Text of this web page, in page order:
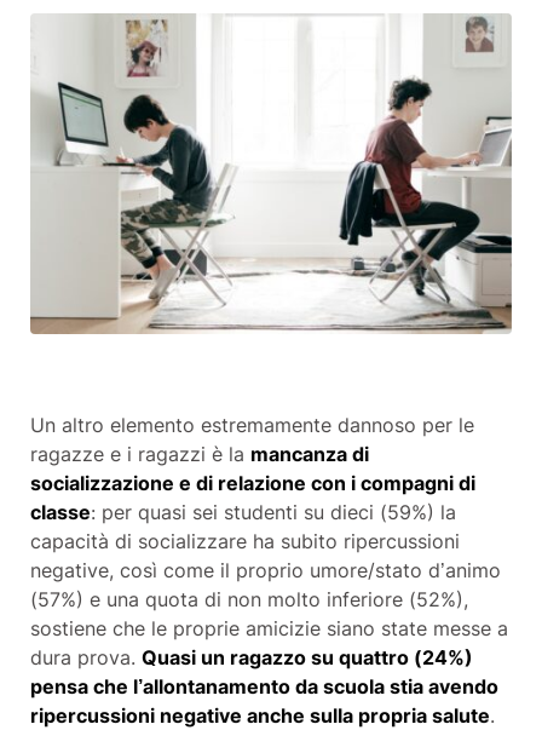
Un altro elemento estremamente dannoso per le
ragazze e i ragazzi è la mancanza di
socializzazione e di relazione con i compagni di
classe: per quasi sei studenti su dieci (59%) la
capacità di socializzare ha subito ripercussioni
negative, così come il proprio umore/stato d’animo
(57%) e una quota di non molto inferiore (52%),
sostiene che le proprie amicizie siano state messe a
dura prova. Quasi un ragazzo su quattro (24%)
pensa che l’allontanamento da scuola stia avendo
ripercussioni negative anche sulla propria salute.